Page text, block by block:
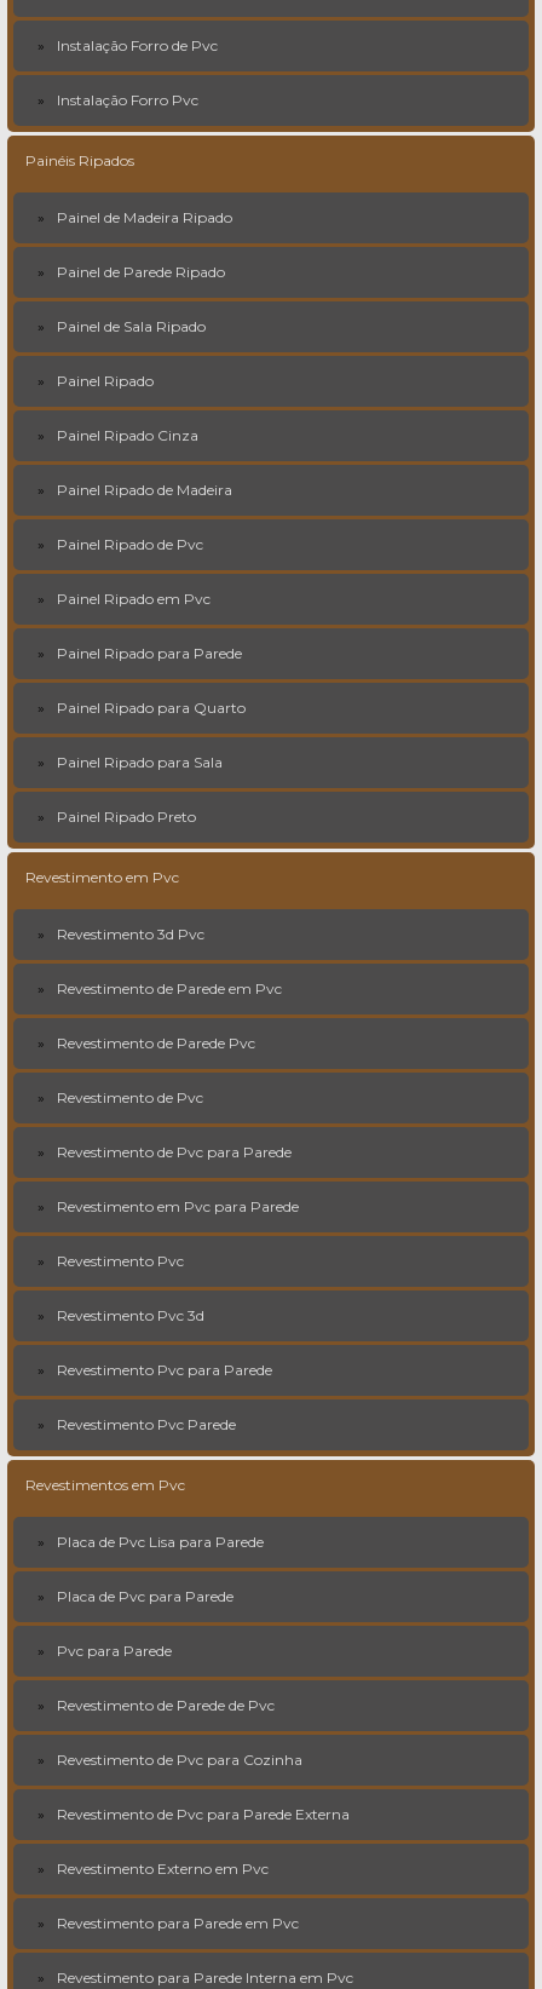
Instalação Forro de Pvc
Instalação Forro Pvc
Painéis Ripados
Painel de Madeira Ripado
Painel de Parede Ripado
Painel de Sala Ripado
Painel Ripado
Painel Ripado Cinza
Painel Ripado de Madeira
Painel Ripado de Pvc
Painel Ripado em Pvc
Painel Ripado para Parede
Painel Ripado para Quarto
Painel Ripado para Sala
Painel Ripado Preto
Revestimento em Pvc
Revestimento 3d Pvc
Revestimento de Parede em Pvc
Revestimento de Parede Pvc
Revestimento de Pvc
Revestimento de Pvc para Parede
Revestimento em Pvc para Parede
Revestimento Pvc
Revestimento Pvc 3d
Revestimento Pvc para Parede
Revestimento Pvc Parede
Revestimentos em Pvc
Placa de Pvc Lisa para Parede
Placa de Pvc para Parede
Pvc para Parede
Revestimento de Parede de Pvc
Revestimento de Pvc para Cozinha
Revestimento de Pvc para Parede Externa
Revestimento Externo em Pvc
Revestimento para Parede em Pvc
Revestimento para Parede Interna em Pvc